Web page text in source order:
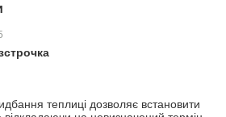
теплиці дозволяє встановити